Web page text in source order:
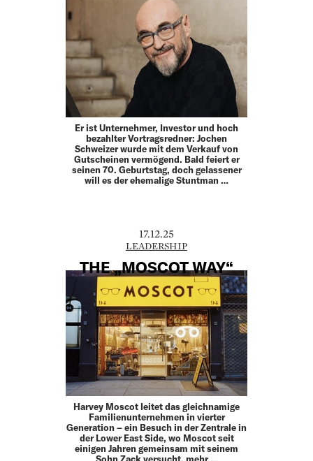
Er ist Unternehmer, Investor und hoch
bezahlter Vortragsredner: Jochen
Schweizer wurde mit dem Verkauf von
Gutscheinen vermögend. Bald feiert er
seinen 70. Geburtstag, doch gelassener
will es der ehemalige Stuntman …
17.12.25
LEADERSHIP
THE „MOSCOT WAY“
Harvey Moscot leitet das gleichnamige
Familien­unternehmen in vierter
Generation – ein Besuch in der ­Zentrale in
der Lower East Side, wo Moscot seit
einigen ­Jahren gemeinsam mit seinem